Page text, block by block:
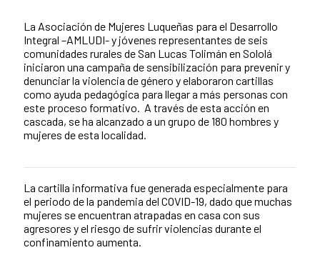
La Asociación de Mujeres Luqueñas para el Desarrollo
Integral –AMLUDI- y jóvenes representantes de seis
comunidades rurales de San Lucas Tolimán en Sololá
iniciaron una campaña de sensibilización para prevenir y
denunciar la violencia de género y elaboraron cartillas
como ayuda pedagógica para llegar a más personas con
este proceso formativo. A través de esta acción en
cascada, se ha alcanzado a un grupo de 180 hombres y
mujeres de esta localidad.
News content
La cartilla informativa fue generada especialmente para
el periodo de la pandemia del COVID-19, dado que muchas
mujeres se encuentran atrapadas en casa con sus
agresores y el riesgo de sufrir violencias durante el
confinamiento aumenta.